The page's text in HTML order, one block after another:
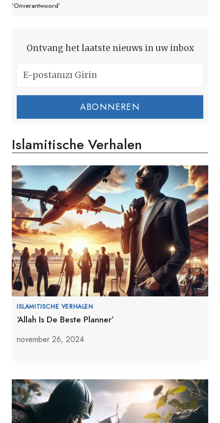
‘onverantwoord’
Ontvang het laatste nieuws in uw inbox
ABONNEREN
Islamitische Verhalen
ISLAMITISCHE VERHALEN
‘Allah Is De Beste Planner’
november 26, 2024